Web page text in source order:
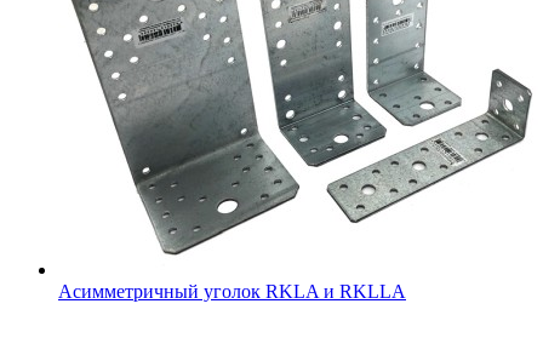
Асимметричный уголок RKLA и RKLLA